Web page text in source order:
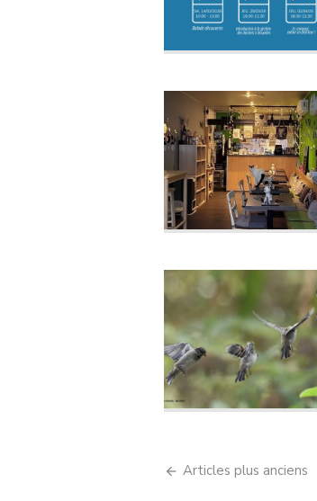
Navigation
Articles plus anciens